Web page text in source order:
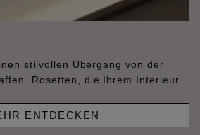
stilvollen Übergang von der
Rosetten, die Ihrem Interieur
ENTDECKEN